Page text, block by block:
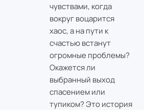
чувствами, когда
вокруг воцарится
хаос, а на пути к
счастью встанут
огромные проблемы?
Окажется ли
выбранный выход
спасением или
тупиком? Это история